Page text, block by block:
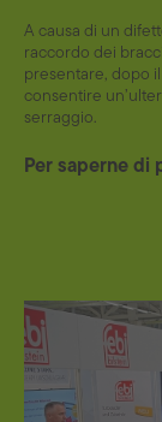
A causa di un
raccordo dei
presentare, dopo
consentire
serraggio.
Per saperne di